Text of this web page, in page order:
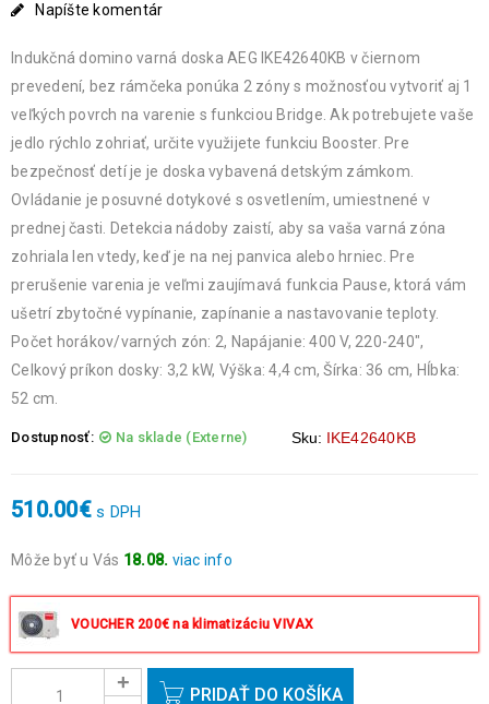
Napíšte komentár
Indukčná domino varná doska AEG IKE42640KB v čiernom
prevedení, bez rámčeka ponúka 2 zóny s možnosťou vytvoriť aj 1
veľkých povrch na varenie s funkciou Bridge. Ak potrebujete vaše
jedlo rýchlo zohriať, určite využijete funkciu Booster. Pre
bezpečnosť detí je je doska vybavená detským zámkom.
Ovládanie je posuvné dotykové s osvetlením, umiestnené v
prednej časti. Detekcia nádoby zaistí, aby sa vaša varná zóna
zohriala len vtedy, keď je na nej panvica alebo hrniec. Pre
prerušenie varenia je veľmi zaujímavá funkcia Pause, ktorá vám
ušetrí zbytočné vypínanie, zapínanie a nastavovanie teploty.
Počet horákov/varných zón: 2, Napájanie: 400 V, 220-240″,
Celkový príkon dosky: 3,2 kW, Výška: 4,4 cm, Šírka: 36 cm, Hĺbka:
52 cm.
Dostupnosť: Na sklade (Externe) Sku: IKE42640KB
510.00€ s DPH
Môže byť u Vás 18.08. viac info
okrem víkendov a sviatkov.
VOUCHER 200€ na klimatizáciu VIVAX
PRIDAŤ DO KOŠÍKA